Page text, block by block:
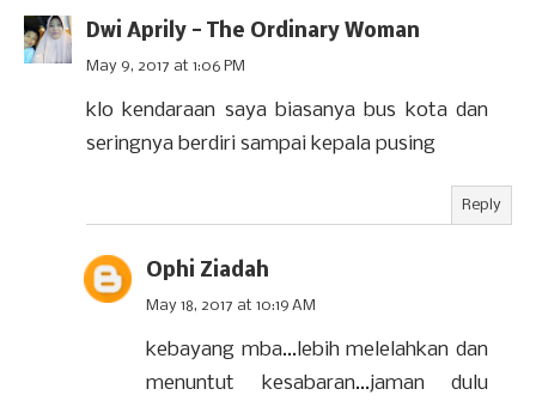
Dwi Aprily - The Ordinary Woman
May 9, 2017 at 1:06 PM
klo kendaraan saya biasanya bus kota dan
seringnya berdiri sampai kepala pusing
Reply
Ophi Ziadah
May 18, 2017 at 10:19 AM
kebayang mba...lebih melelahkan dan
menuntut kesabaran...jaman dulu